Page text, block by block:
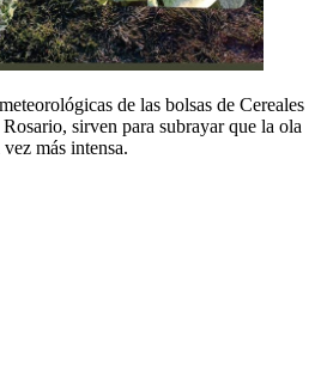
de las bolsas de Cereales
sirven para subrayar que la ola
más intensa.